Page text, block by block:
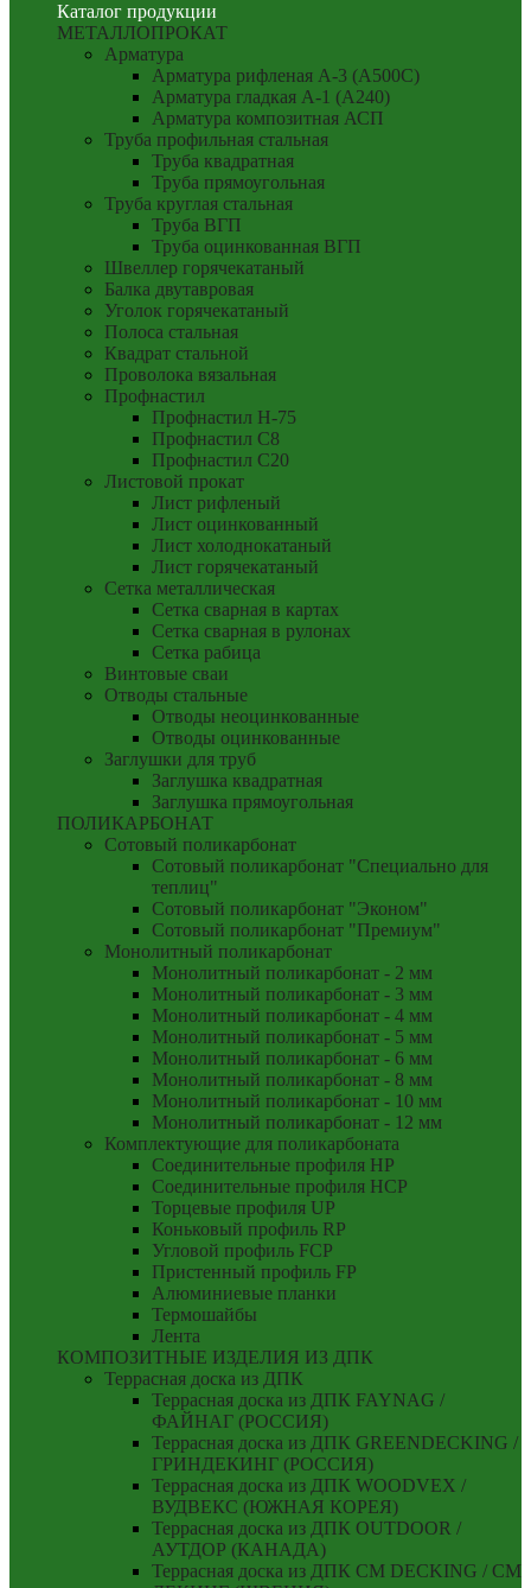
Каталог продукции
МЕТАЛЛОПРОКАТ
Арматура
Арматура рифленая А-3 (А500С)
Арматура гладкая А-1 (А240)
Арматура композитная АСП
Труба профильная стальная
Труба квадратная
Труба прямоугольная
Труба круглая стальная
Труба ВГП
Труба оцинкованная ВГП
Швеллер горячекатаный
Балка двутавровая
Уголок горячекатаный
Полоса стальная
Квадрат стальной
Проволока вязальная
Профнастил
Профнастил Н-75
Профнастил С8
Профнастил С20
Листовой прокат
Лист рифленый
Лист оцинкованный
Лист холоднокатаный
Лист горячекатаный
Сетка металлическая
Сетка сварная в картах
Сетка сварная в рулонах
Сетка рабица
Винтовые сваи
Отводы стальные
Отводы неоцинкованные
Отводы оцинкованные
Заглушки для труб
Заглушка квадратная
Заглушка прямоугольная
ПОЛИКАРБОНАТ
Сотовый поликарбонат
Сотовый поликарбонат "Специально для
теплиц"
Сотовый поликарбонат "Эконом"
Сотовый поликарбонат "Премиум"
Монолитный поликарбонат
Монолитный поликарбонат - 2 мм
Монолитный поликарбонат - 3 мм
Монолитный поликарбонат - 4 мм
Монолитный поликарбонат - 5 мм
Монолитный поликарбонат - 6 мм
Монолитный поликарбонат - 8 мм
Монолитный поликарбонат - 10 мм
Монолитный поликарбонат - 12 мм
Комплектующие для поликарбоната
Соединительные профиля HP
Соединительные профиля HCP
Торцевые профиля UP
Коньковый профиль RP
Угловой профиль FCP
Пристенный профиль FP
Алюминиевые планки
Термошайбы
Лента
КОМПОЗИТНЫЕ ИЗДЕЛИЯ ИЗ ДПК
Террасная доска из ДПК
Террасная доска из ДПК FAYNAG /
ФАЙНАГ (РОССИЯ)
Террасная доска из ДПК GREENDECKING /
ГРИНДЕКИНГ (РОССИЯ)
Террасная доска из ДПК WOODVEX /
ВУДВЕКС (ЮЖНАЯ КОРЕЯ)
Террасная доска из ДПК OUTDOOR /
АУТДОР (КАНАДА)
Террасная доска из ДПК CM DECKING / СМ